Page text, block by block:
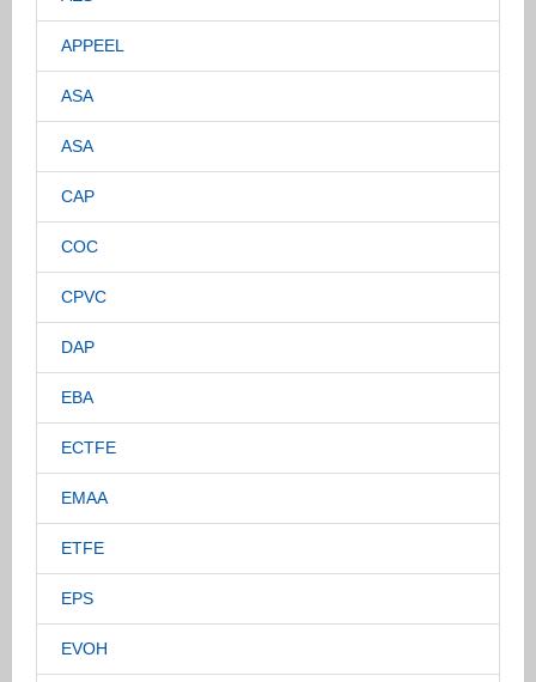
APPEEL
ASA
ASA
CAP
COC
CPVC
DAP
EBA
ECTFE
EMAA
ETFE
EPS
EVOH